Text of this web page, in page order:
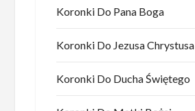
Koronki Do Pana Boga
Koronki Do Jezusa Chrystusa
Koronki Do Ducha Świętego